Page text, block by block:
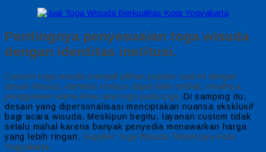
Pentingnya penyesuaian toga wisuda
dengan identitas institusi.
Custom toga wisuda menjadi pilihan populer saat ini dengan
desain khusus, identitas institusi dapat lebih terlihat, misalnya,
penggunaan warna khas atau logo pada toga. Di samping itu,
desain yang dipersonalisasi menciptakan nuansa eksklusif
bagi acara wisuda.Meskipun begitu, layanan custom tidak
selalu mahal karena banyak penyedia menawarkan harga
yang lebih ringan.Supplier Toga Wisuda Terpercaya Kota
Yogyakarta,